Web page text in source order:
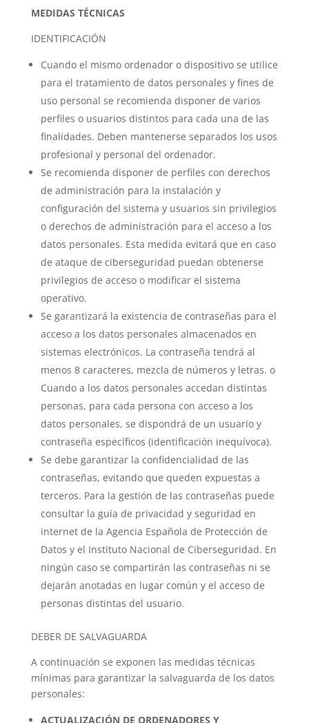
MEDIDAS TÉCNICAS
IDENTIFICACIÓN
Cuando el mismo ordenador o dispositivo se utilice
para el tratamiento de datos personales y fines de
uso personal se recomienda disponer de varios
perfiles o usuarios distintos para cada una de las
finalidades. Deben mantenerse separados los usos
profesional y personal del ordenador.
Se recomienda disponer de perfiles con derechos
de administración para la instalación y
configuración del sistema y usuarios sin privilegios
o derechos de administración para el acceso a los
datos personales. Esta medida evitará que en caso
de ataque de ciberseguridad puedan obtenerse
privilegios de acceso o modificar el sistema
operativo.
Se garantizará la existencia de contraseñas para el
acceso a los datos personales almacenados en
sistemas electrónicos. La contraseña tendrá al
menos 8 caracteres, mezcla de números y letras. o
Cuando a los datos personales accedan distintas
personas, para cada persona con acceso a los
datos personales, se dispondrá de un usuario y
contraseña específicos (identificación inequívoca).
Se debe garantizar la confidencialidad de las
contraseñas, evitando que queden expuestas a
terceros. Para la gestión de las contraseñas puede
consultar la guía de privacidad y seguridad en
internet de la Agencia Española de Protección de
Datos y el Instituto Nacional de Ciberseguridad. En
ningún caso se compartirán las contraseñas ni se
dejarán anotadas en lugar común y el acceso de
personas distintas del usuario.
DEBER DE SALVAGUARDA
A continuación se exponen las medidas técnicas
mínimas para garantizar la salvaguarda de los datos
personales:
ACTUALIZACIÓN DE ORDENADORES Y